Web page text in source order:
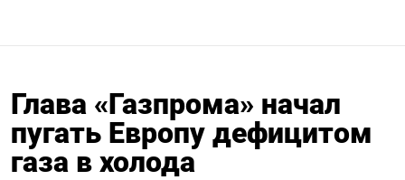
Глава «Газпрома» начал
пугать Европу дефицитом
газа в холода